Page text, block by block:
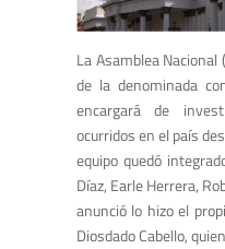
La Asamblea
de la denominada
encargará de
ocurridos en el país
equipo quedó
Díaz, Earle Herrera,
anunció lo hizo el
Diosdado Cabello,